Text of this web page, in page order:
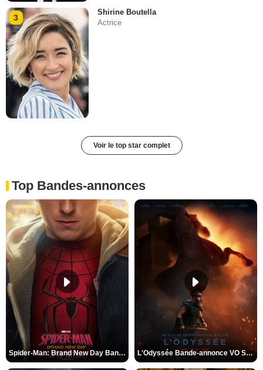
3
Shirine Boutella
Actrice
Voir le top star complet
Top Bandes-annonces
Spider-Man: Brand New Day Bande-annonce VO STFR L'Odyssée Bande-annonce VO STFR